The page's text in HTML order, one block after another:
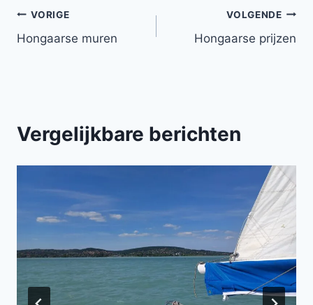
Bericht
navigatie
VORIGE
Hongaarse muren
VOLGENDE
Hongaarse prijzen
Vergelijkbare berichten